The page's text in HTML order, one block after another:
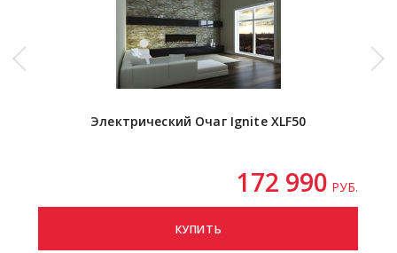
Электрический Очаг Ignite XLF50
172 990 РУБ.
КУПИТЬ